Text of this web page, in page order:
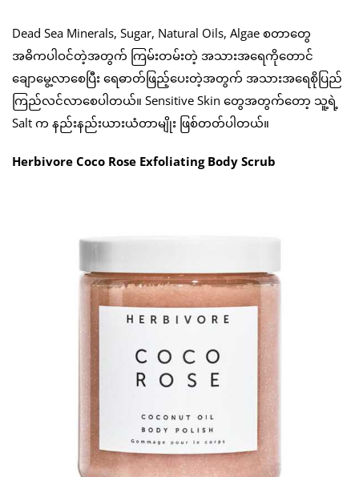
Dead Sea Minerals, Sugar, Natural Oils, Algae စတာတွေ
အဓိကပါဝင်တဲ့အတွက် ကြမ်းတမ်းတဲ့ အသားအရေကိုတောင်
ချောမွေ့လာစေပြီး ရေဓာတ်ဖြည့်ပေးတဲ့အတွက် အသားအရေစိုပြည်
ကြည်လင်လာစေပါတယ်။ Sensitive Skin တွေအတွက်တော့ သူ့ရဲ့
Salt က နည်းနည်းယားယံတာမျိုး ဖြစ်တတ်ပါတယ်။
Herbivore Coco Rose Exfoliating Body Scrub